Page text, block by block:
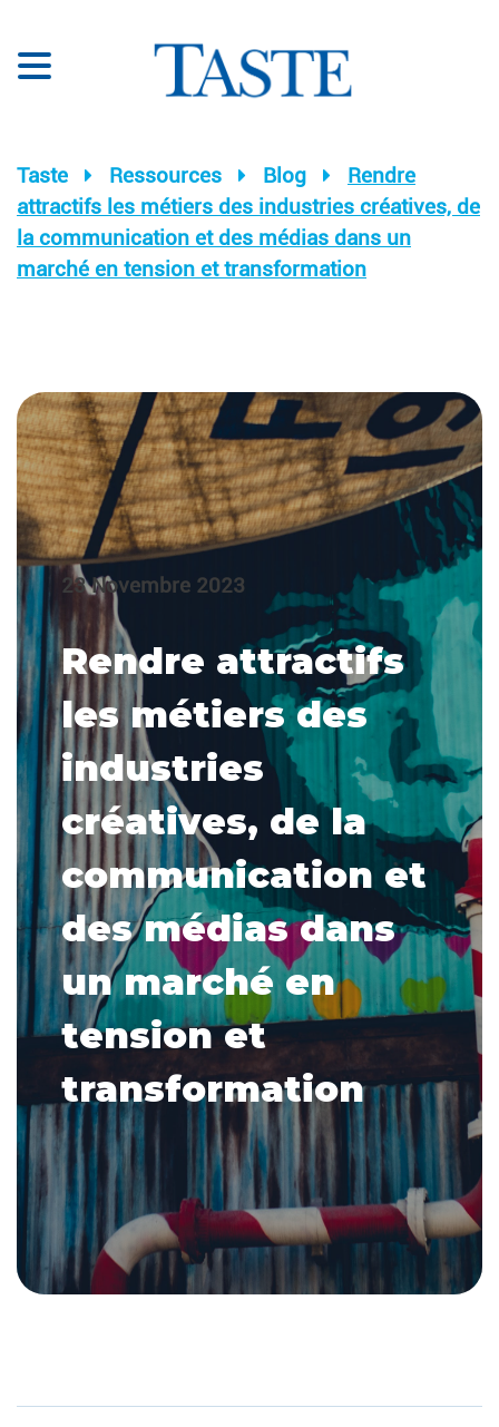
Taste Ressources Blog
Rendre
attractifs les métiers des industries créatives, de
la communication et des médias dans un
marché en tension et transformation
23 Novembre 2023
Rendre attractifs
les métiers des
industries
créatives, de la
communication et
des médias dans
un marché en
tension et
transformation